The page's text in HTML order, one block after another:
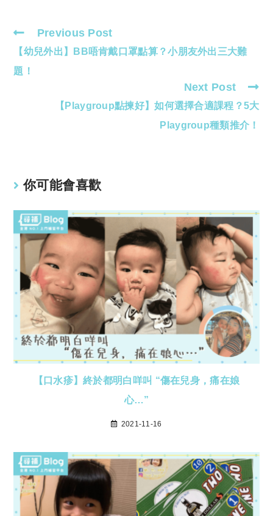
Read
more
articles
Previous Post
【幼兒外出】BB唔肯戴口罩點算？小朋友外出三大難
題！
Next Post
【Playgroup點揀好】如何選擇合適課程？5大
Playgroup種類推介！
你可能會喜歡
【口水疹】終於都明白咩叫 “傷在兒身，痛在娘
心…”
2021-11-16